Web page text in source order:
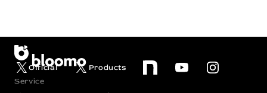
Official
Products
Service